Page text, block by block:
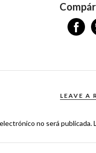
LEAVE A
no será publicada.